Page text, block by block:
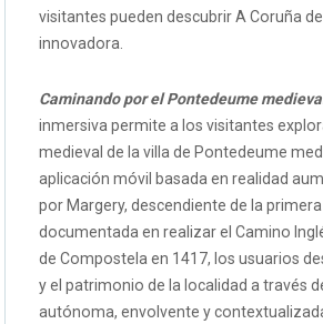
visitantes pueden descubrir A Coruña
innovadora.
Caminando por el Pontedeume
inmersiva permite a los visitantes
medieval de la villa de Pontedeume
aplicación móvil basada en realidad
por Margery, descendiente de la
documentada en realizar el Camino
de Compostela en 1417, los usuarios
y el patrimonio de la localidad a través
autónoma, envolvente y